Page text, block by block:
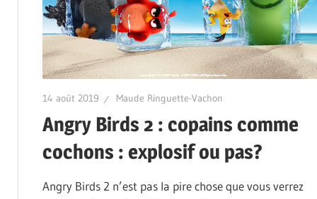
14 août 2019 Maude Ringuette-Vachon
Angry Birds 2 : copains comme
cochons : explosif ou pas?
Angry Birds 2 n’est pas la pire chose que vous verrez